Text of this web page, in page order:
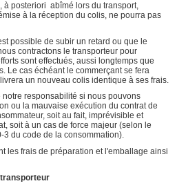
à posteriori abîmé lors du transport,
à la réception du colis, ne pourra pas
possible de subir un retard ou que le
contractons le transporteur pour
sont effectués, aussi longtemps que
Le cas échéant le commerçant se fera
un nouveau colis identique à ses frais.
responsabilité si nous pouvons
ou la mauvaise exécution du contrat de
soit au fait, imprévisible et
soit à un cas de force majeur (selon le
du code de la consommation).
les frais de préparation et l'emballage ainsi